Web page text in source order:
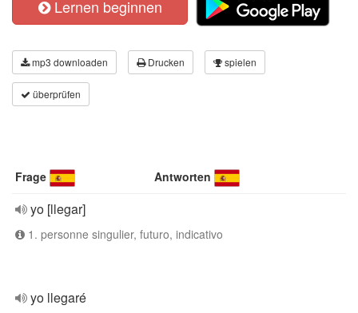
Lernen beginnen
mp3 downloaden Drucken spielen
überprüfen
Frage Antworten
yo [llegar]
1. personne singulier, futuro, indicativo
yo llegaré